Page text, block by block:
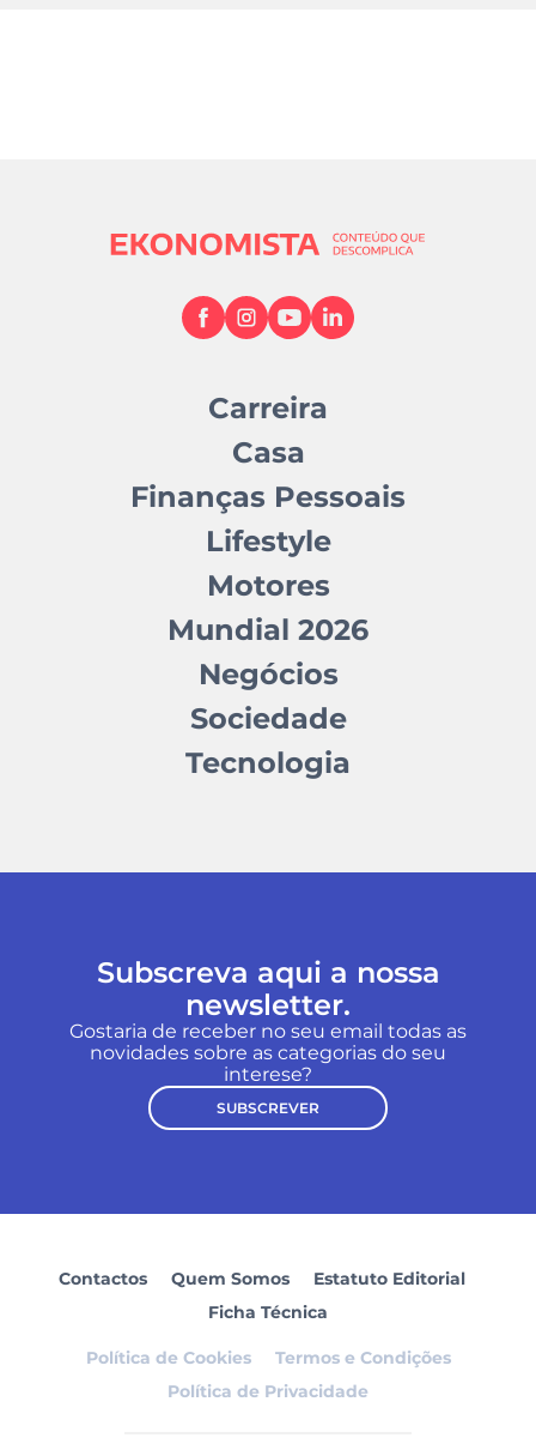
Carreira
Casa
Finanças Pessoais
Lifestyle
Motores
Mundial 2026
Negócios
Sociedade
Tecnologia
Subscreva aqui a nossa
newsletter.
Gostaria de receber no seu email todas as
novidades sobre as categorias do seu
interese?
SUBSCREVER
Contactos Quem Somos
Estatuto Editorial
Ficha Técnica
Política de Cookies
Termos e Condições
Política de Privacidade